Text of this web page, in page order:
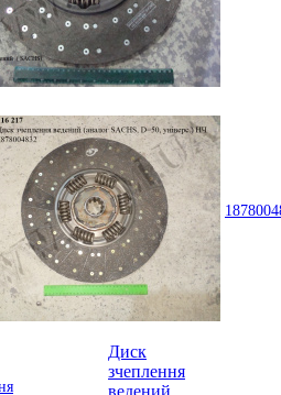
Диск
зчеплення
ведений